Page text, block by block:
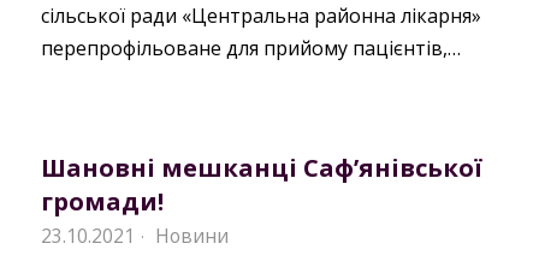
сільської ради «Центральна районна лікарня»
перепрофільоване для прийому пацієнтів,…
Шановні мешканці Саф’янівської
громади!
23.10.2021 · Новини